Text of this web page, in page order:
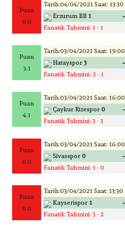
Puan
0.0
Tarih:04/04/2021 Saat: 13:30
Erzurum BB 1 -
Fanatik Tahmini: 1 - 1
Puan
3.1
Tarih:03/04/2021 Saat: 19:00
Hatayspor 3 -
Fanatik Tahmini: 2 - 1
Puan
4.1
Tarih:03/04/2021 Saat: 16:00
Çaykur Rizespor 0 -
Fanatik Tahmini: 3 - 3
Puan
0.0
Tarih:03/04/2021 Saat: 16:00
Sivasspor 0 -
Fanatik Tahmini: 1 - 0
Puan
0.0
Tarih:03/04/2021 Saat: 13:30
Kayserispor 1 -
Fanatik Tahmini: 3 - 2